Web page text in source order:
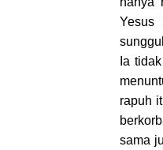
Yesus
Ia
rapuh
sama